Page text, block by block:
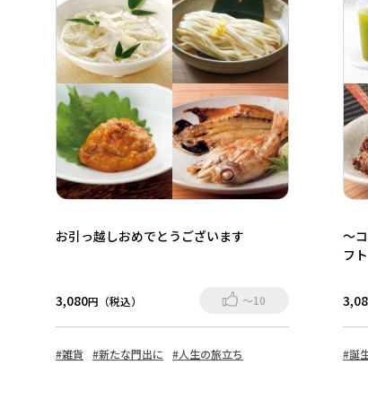
お引っ越しおめでとうございます
3,080円（税込） ～10
#雑貨 #新たな門出に #人生の旅立ち
～
フト
#誕